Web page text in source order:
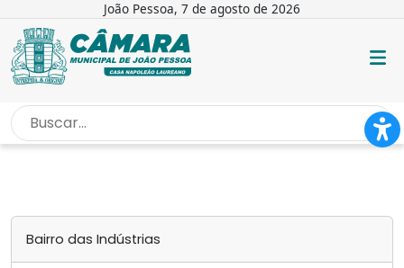
João Pessoa, 7 de agosto de 2026
INÍCIO /
Bairro das Indústrias